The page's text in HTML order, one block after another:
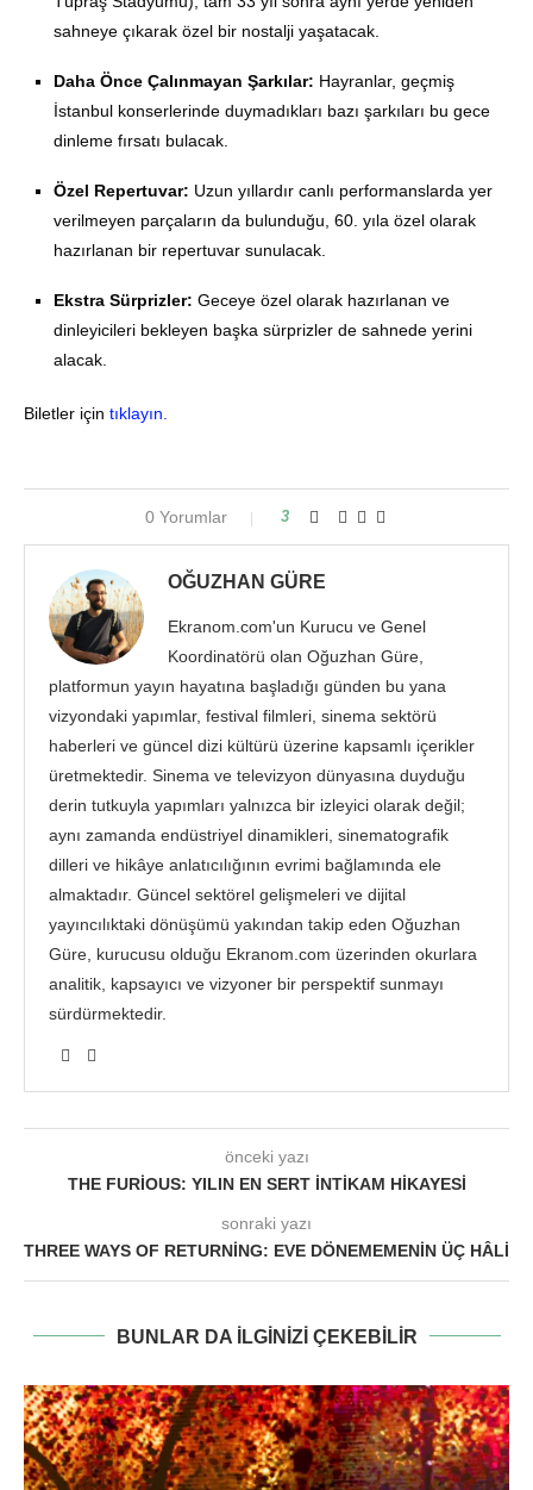
sahneye çıkarak özel bir nostalji yaşatacak
Daha Önce Çalınmayan Şarkılar: Hayranlar, geçmiş
İstanbul konserlerinde duymadıkları bazı şarkıları bu gece
dinleme fırsatı bulacak
Özel Repertuvar: Uzun yıllardır canlı performanslarda yer
verilmeyen parçaların da bulunduğu, 60. yıla özel olarak
hazırlanan bir repertuvar sunulacak
Ekstra Sürprizler: Geceye özel olarak hazırlanan ve
dinleyicileri bekleyen başka sürprizler de sahnede yerini
alacak.
Biletler için tıklayın.
0 Yorumlar 3
OĞUZHAN GÜRE
Ekranom.com'un Kurucu ve Genel
Koordinatörü olan Oğuzhan Güre,
platformun yayın hayatına başladığı günden bu yana
vizyondaki yapımlar, festival filmleri, sinema sektörü
haberleri ve güncel dizi kültürü üzerine kapsamlı içerikler
üretmektedir. Sinema ve televizyon dünyasına duyduğu
derin tutkuyla yapımları yalnızca bir izleyici olarak değil;
aynı zamanda endüstriyel dinamikleri, sinematografik
dilleri ve hikâye anlatıcılığının evrimi bağlamında ele
almaktadır. Güncel sektörel gelişmeleri ve dijital
yayıncılıktaki dönüşümü yakından takip eden Oğuzhan
Güre, kurucusu olduğu Ekranom.com üzerinden okurlara
analitik, kapsayıcı ve vizyoner bir perspektif sunmayı
sürdürmektedir.
önceki yazı
THE FURIOUS: YILIN EN SERT İNTIKAM HIKAYESI
sonraki yazı
THREE WAYS OF RETURNING: EVE DÖNEMEMENIN ÜÇ HÂLI
BUNLAR DA ILGINIZI ÇEKEBILIR